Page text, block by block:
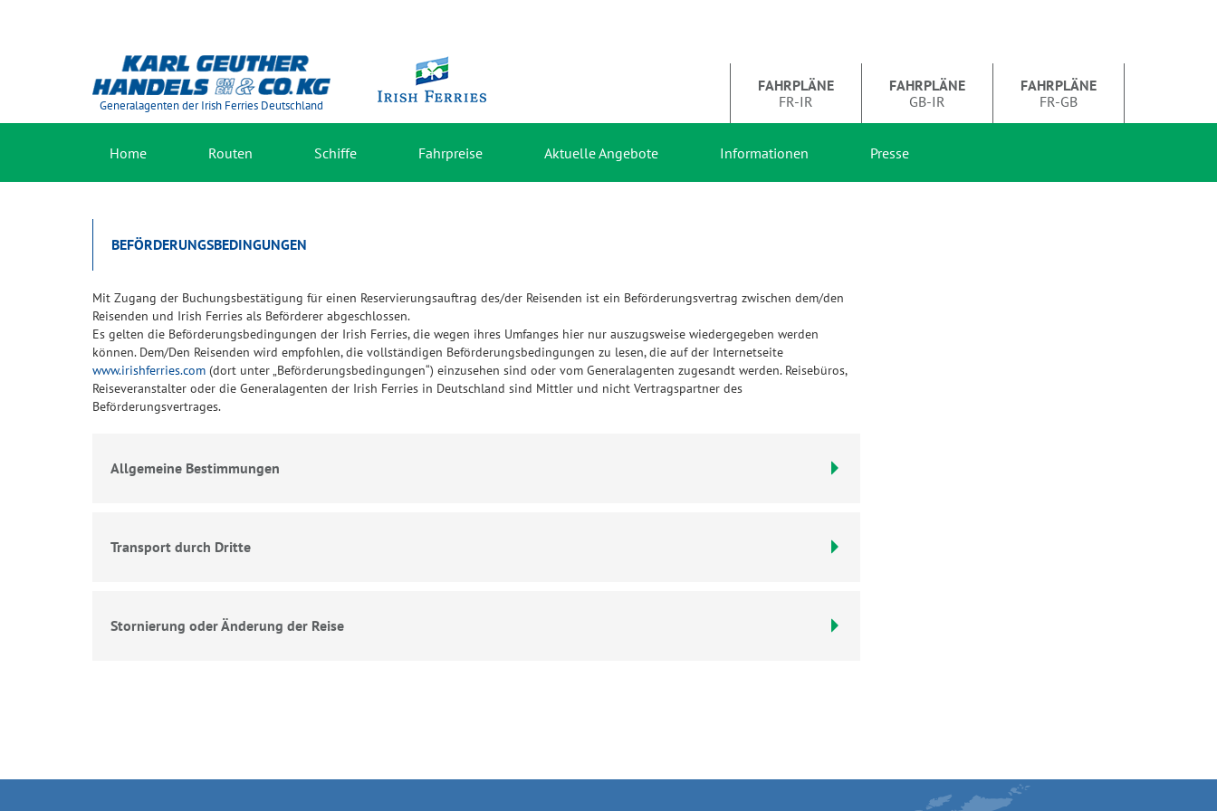
Generalagenten der Irish Ferries Deutschland
FAHRPLÄNE
FR-IR
FAHRPLÄNE
GB-IR
FAHRPLÄNE
FR-GB
Home Routen Schiffe Fahrpreise Aktuelle Angebote Informationen Presse
BEFÖRDERUNGSBEDINGUNGEN
Mit Zugang der Buchungsbestätigung für einen Reservierungsauftrag des/der Reisenden ist ein Beförderungsvertrag zwischen dem/den
Reisenden und Irish Ferries als Beförderer abgeschlossen.
Es gelten die Beförderungsbedingungen der Irish Ferries, die wegen ihres Umfanges hier nur auszugsweise wiedergegeben werden
können. Dem/Den Reisenden wird empfohlen, die vollständigen Beförderungsbedingungen zu lesen, die auf der Internetseite
www.irishferries.com (dort unter „Beförderungsbedingungen“) einzusehen sind oder vom Generalagenten zugesandt werden. Reisebüros,
Reiseveranstalter oder die Generalagenten der Irish Ferries in Deutschland sind Mittler und nicht Vertragspartner des
Beförderungsvertrages.
Allgemeine Bestimmungen
Transport durch Dritte
Stornierung oder Änderung der Reise